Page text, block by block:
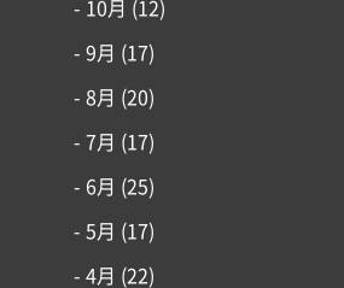
アイフルホームについて
リフォーム・リノベーション
土地情報
インフォメーション
- 10月 (12)
- 9月 (17)
- 8月 (20)
- 7月 (17)
- 6月 (25)
- 5月 (17)
- 4月 (22)